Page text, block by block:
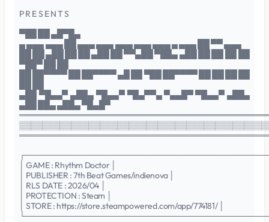
P R E S E N T S
▀██ ██ ▄█▀█▄
▄ ▄▄▄ ▄▄▄ ██ ▄▄▄ ▄▄▄ ▄▄▄ ▄▄▄ ▄▄▄ ▄ ▄▄▄ ██ ▀▀ ▄▄▄
██ ██ ▄██ ██ ██ ▄██ ██ ▀▀▄██ ▀██▄ ▄██ ██ ██ ██ ██
▀██▀ ██ ██
██ ██▀▀▀▀ ██ ██▀▀▀▀ ▄█ ██ ▀██ ██▀▀▀▀ ██ ██ ██ ██
▄██ ▀█▄▄▀ ▄██▄ ▀█▄▄▀ ▀█▄▀▀▄ ▀▄▄█▀ ▀█▄▄▀ ▄██▄
▄██ ██▄ ▄██▄ ▀█▄█▀
│ GAME : Rhythm Doctor │
│ PUBLISHER : 7th Beat Games/indienova │
│ RLS DATE : 2026/04 │
│ PROTECTION : Steam │
│ STORE : https://store.steampowered.com/app/774181/ │